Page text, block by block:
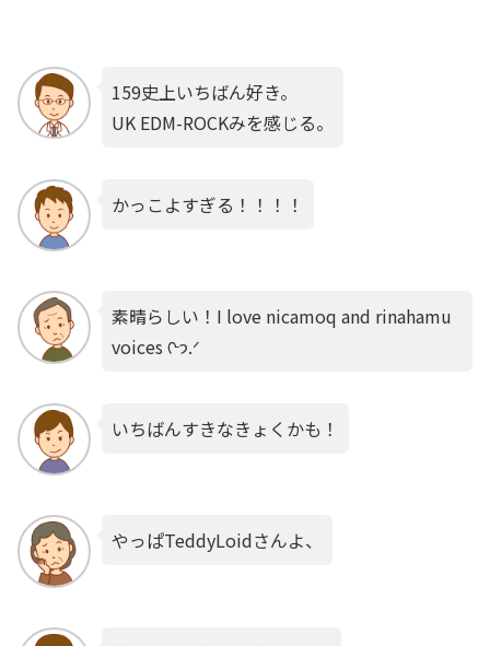
159史上いちばん好き。
UK EDM-ROCKみを感じる。
かっこよすぎる！！！！
素晴らしい！I love nicamoq and rinahamu
voices ᢉ𐭩.ᐟ
いちばんすきなきょくかも！
やっぱTeddyLoidさんよ、